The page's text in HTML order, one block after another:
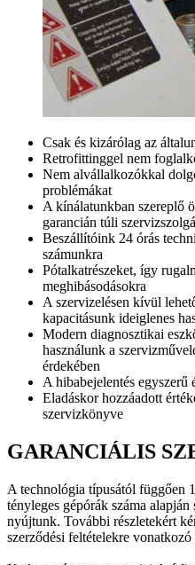
Csak és kizárólag az
Retrofittinggel nem
Nem alvállalkozókkal
problémákat
A kínálatunkban szereplő
garancián túli
Beszállítóink 24 órás
számunkra
Pótalkatrészeket, így
meghibásodásokra
A szervizelésen kívül
kapacitásunk ideiglenes
Modern diagnosztikai
használunk a
érdekében
A hibabejelentés egyszerű
Eladáskor hozzáadott
szervizkönyve
GARANCIÁLIS
A technológia típusától függően
tényleges gépórák száma
nyújtunk. További részletekért
szerződési feltételekre vonatkozó